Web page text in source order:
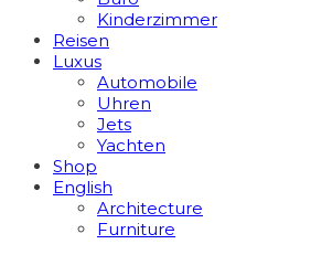
Kinderzimmer
Reisen
Luxus
Automobile
Uhren
Jets
Yachten
Shop
English
Architecture
Furniture